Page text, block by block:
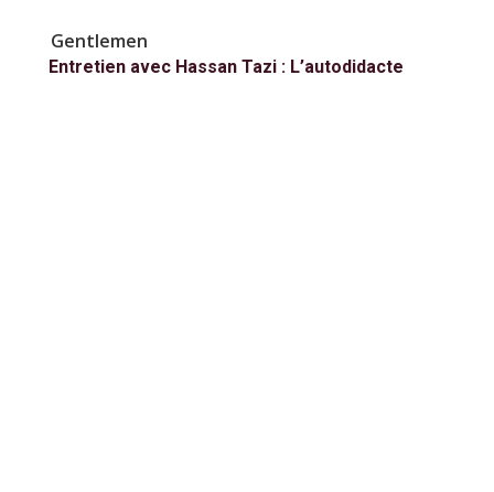
Gentlemen
Entretien avec Hassan Tazi : L’autodidacte